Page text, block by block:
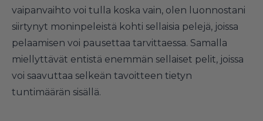
vaipanvaihto voi tulla koska vain, olen luonnostani
siirtynyt moninpeleistä kohti sellaisia pelejä, joissa
pelaamisen voi pausettaa tarvittaessa. Samalla
miellyttävät entistä enemmän sellaiset pelit, joissa
voi saavuttaa selkeän tavoitteen tietyn
tuntimäärän sisällä.